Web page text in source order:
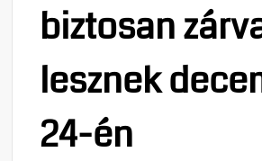
biztosan
lesznek
24-én